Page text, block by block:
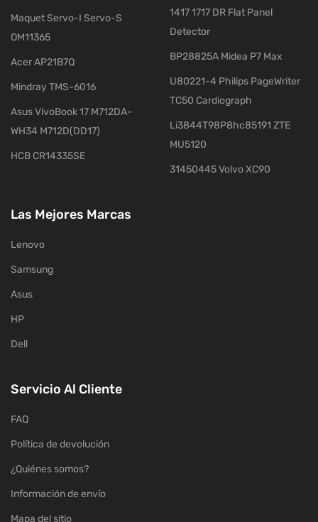
Maquet Servo-I Servo-S
OM11365
Acer AP21B7Q
Mindray TMS-6016
Asus VivoBook 17 M712DA-
WH34 M712D(DD17)
HCB CR14335SE
1417 1717 DR Flat Panel
Detector
BP28825A Midea P7 Max
U80221-4 Philips PageWriter
TC50 Cardiograph
Li3844T98P8hc85191 ZTE
MU5120
31450445 Volvo XC90
Las Mejores Marcas
Lenovo
Samsung
Asus
HP
Dell
Servicio Al Cliente
FAQ
Política de devolución
¿Quiénes somos?
Información de envío
Mapa del sitio